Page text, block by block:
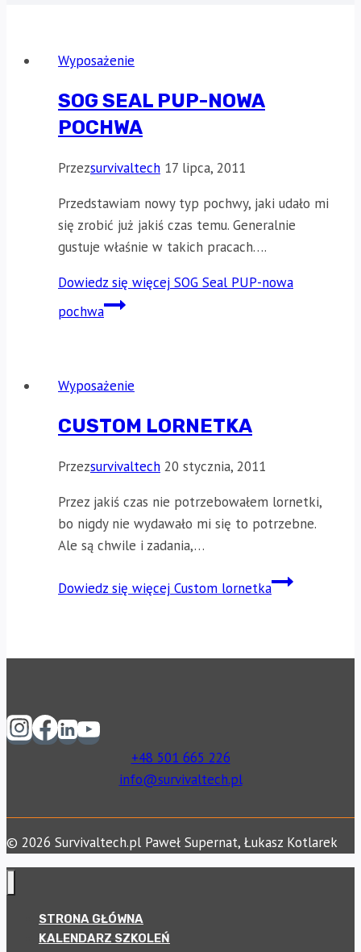
Wyposażenie
SOG SEAL PUP-NOWA
POCHWA
Przezsurvivaltech 17 lipca, 2011
Przedstawiam nowy typ pochwy, jaki udało mi
się zrobić już jakiś czas temu. Generalnie
gustuje właśnie w takich pracach….
Dowiedz się więcej SOG Seal PUP-nowa
pochwa
Wyposażenie
CUSTOM LORNETKA
Przezsurvivaltech 20 stycznia, 2011
Przez jakiś czas nie potrzebowałem lornetki,
bo nigdy nie wydawało mi się to potrzebne.
Ale są chwile i zadania,…
Dowiedz się więcej Custom lornetka
+48 501 665 226
info@survivaltech.pl
© 2026 Survivaltech.pl Paweł Supernat, Łukasz Kotlarek
STRONA GŁÓWNA
KALENDARZ SZKOLEŃ